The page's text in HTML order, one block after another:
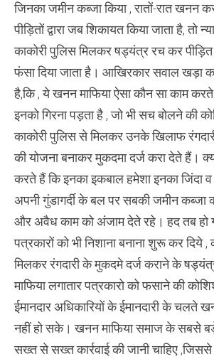
जिनका जमीन कब्जा किया , रातों-रात खनन
पीड़ितों द्वारा जब शिकायत किया जाता है, तो
काकोरी पुलिस मिलकर षड्यंत्र रच कर
फंसा दिया जाता है। आखिरकार सवाल खड़ा
है,कि , ये खनन माफिया ऐसा कौन सा काम
इनको गिरना पड़ता है , जो भी सच बोलने की
काकोरी पुलिस से मिलकर उनके खिलाफ
की योजना बनाकर मुकदमा दर्ज करा देते हैं।
करते हैं कि इनका इकबाल हमेशा इनका जिंदा
अपनी गुंडागर्दी के बल पर सबकी जमीन
और अवैध काम को अंजाम देते रहे। हद तब हो
पत्रकारों को भी निशाना बनाना शुरू कर दिये
मिलकर रंगदारी के मुकदमे दर्ज कराने के
माफिया लगातार पत्रकारो को फसाने की
ईमानदार अधिकारियों के ईमानदारी के चलते
नहीं हो सके। खनन माफिया समाज के सबसे
सख्त से सख्त कार्रवाई की जानी चाहिए